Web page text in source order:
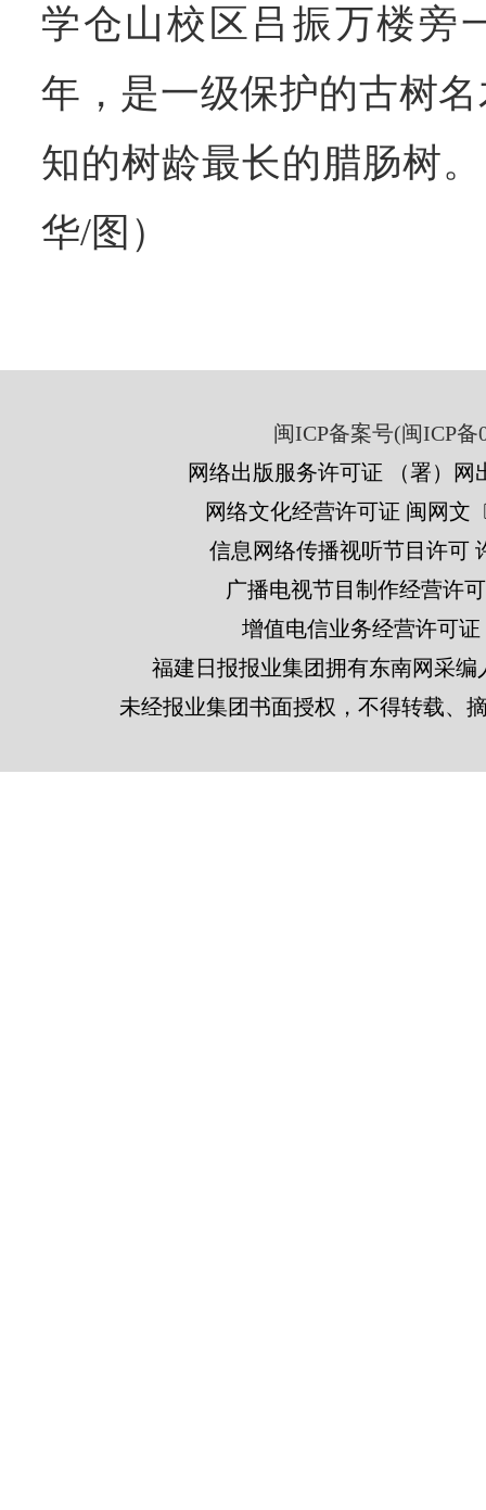
学仓山校区吕振万楼旁
年，是一级保护的古树
知的树龄最长的腊肠树
华/图）
闽ICP备案号(闽ICP备
网络出版服务许可证 （署）网
网络文化经营许可证 闽网文
信息网络传播视听节目许可
广播电视节目制作经营许
增值电信业务经营许可证
福建日报报业集团拥有东南网采
未经报业集团书面授权，不得转载、